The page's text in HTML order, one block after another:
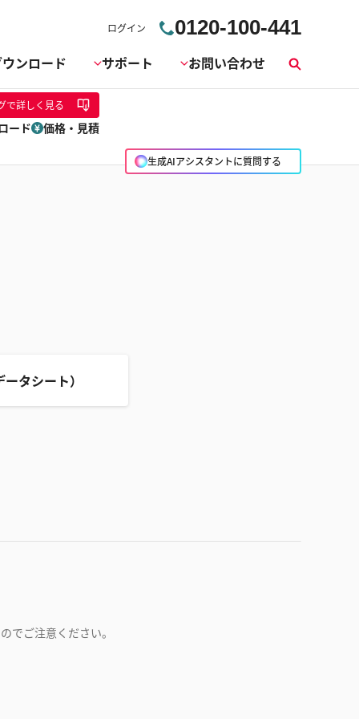
ログイン 0120-100-441
ンロード サポート お問い合わせ
索
生成AIアシスタントに質問する
で詳しく見る
ード 価格・見積
タシート）
でご注意ください。